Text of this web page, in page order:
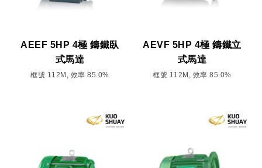
AEEF 5HP 4極 鑄鐵臥
式馬達
框號 112M, 效率 85.0%
AEVF 5HP 4極 鑄鐵立
式馬達
框號 112M, 效率 85.0%